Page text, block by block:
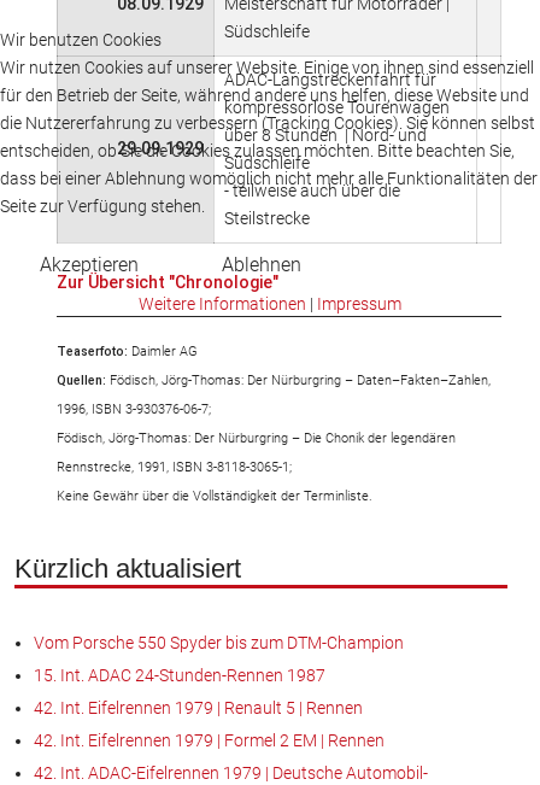
08.09.1929
Meisterschaft für Motorräder |
Südschleife
29.09.1929
ADAC-Langstreckenfahrt für
kompressorlose Tourenwagen
über 8 Stunden | Nord- und
Südschleife
- teilweise auch über die
Steilstrecke
Zur Übersicht "Chronologie"
Teaserfoto: Daimler AG
Quellen: Födisch, Jörg-Thomas: Der Nürburgring – Daten–Fakten–Zahlen,
1996, ISBN 3-930376-06-7;
Födisch, Jörg-Thomas: Der Nürburgring – Die Chonik der legendären
Rennstrecke, 1991, ISBN 3-8118-3065-1;
Keine Gewähr über die Vollständigkeit der Terminliste.
Kürzlich aktualisiert
Vom Porsche 550 Spyder bis zum DTM-Champion
15. Int. ADAC 24-Stunden-Rennen 1987
42. Int. Eifelrennen 1979 | Renault 5 | Rennen
42. Int. Eifelrennen 1979 | Formel 2 EM | Rennen
42. Int. ADAC-Eifelrennen 1979 | Deutsche Automobil-
Wir benutzen Cookies
Wir nutzen Cookies auf unserer Website. Einige von ihnen sind essenziell
für den Betrieb der Seite, während andere uns helfen, diese Website und
die Nutzererfahrung zu verbessern (Tracking Cookies). Sie können selbst
entscheiden, ob Sie die Cookies zulassen möchten. Bitte beachten Sie,
dass bei einer Ablehnung womöglich nicht mehr alle Funktionalitäten der
Seite zur Verfügung stehen.
Akzeptieren Ablehnen
Weitere Informationen | Impressum